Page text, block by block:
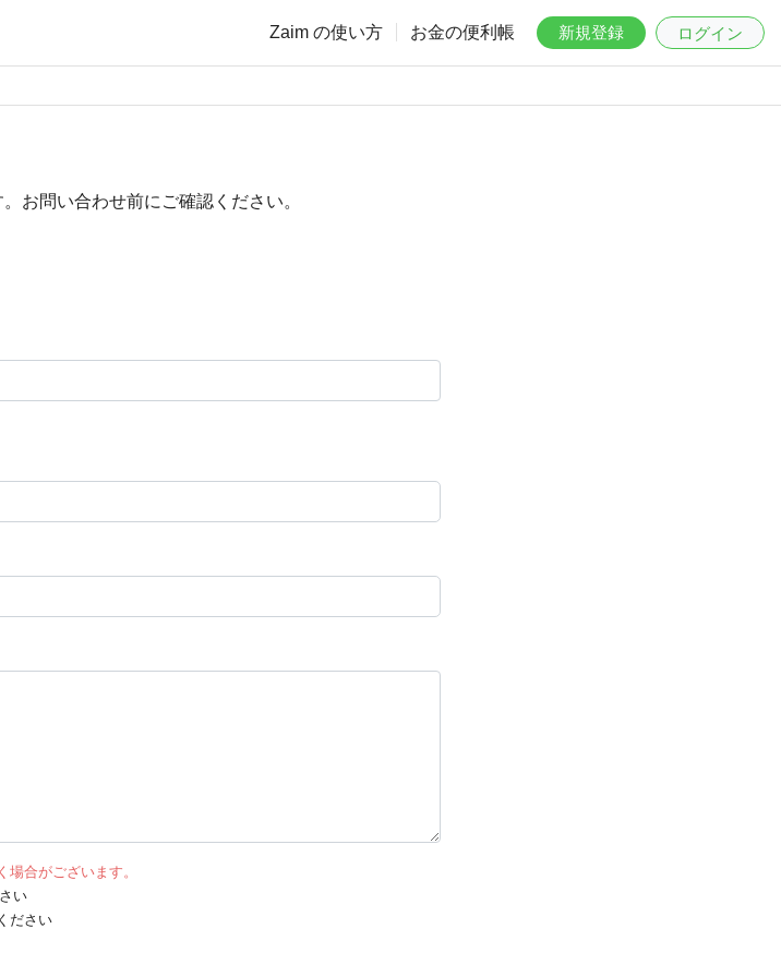
Zaim の使い方 お金の便利帳 新規登録 ログイン
お問い合わせ前にご確認ください。
合がございます。
い
ださい